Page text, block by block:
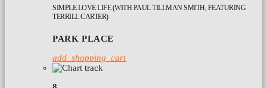
SIMPLE LOVE LIFE (WITH PAUL TILLMAN SMITH, FEATURING
TERRILL CARTER)
PARK PLACE
add_shopping_cart